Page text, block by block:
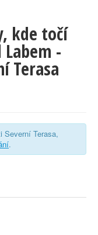
kde točí
Labem -
Terasa
Severní Terasa,
.